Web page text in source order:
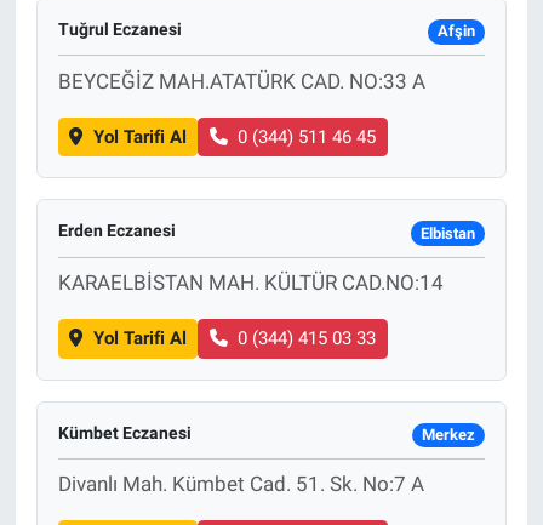
Tuğrul Eczanesi Afşin
BEYCEĞİZ MAH.ATATÜRK CAD. NO:33 A
Yol Tarifi Al 0 (344) 511 46 45
Erden Eczanesi Elbistan
KARAELBİSTAN MAH. KÜLTÜR CAD.NO:14
Yol Tarifi Al 0 (344) 415 03 33
Kümbet Eczanesi Merkez
Divanlı Mah. Kümbet Cad. 51. Sk. No:7 A